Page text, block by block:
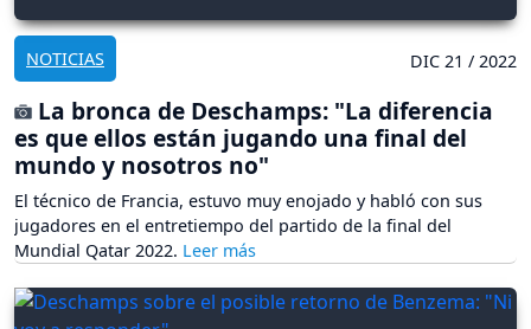
NOTICIAS DIC 21 / 2022
La bronca de Deschamps: "La diferencia
es que ellos están jugando una final del
mundo y nosotros no"
El técnico de Francia, estuvo muy enojado y habló con sus
jugadores en el entretiempo del partido de la final del
Mundial Qatar 2022.